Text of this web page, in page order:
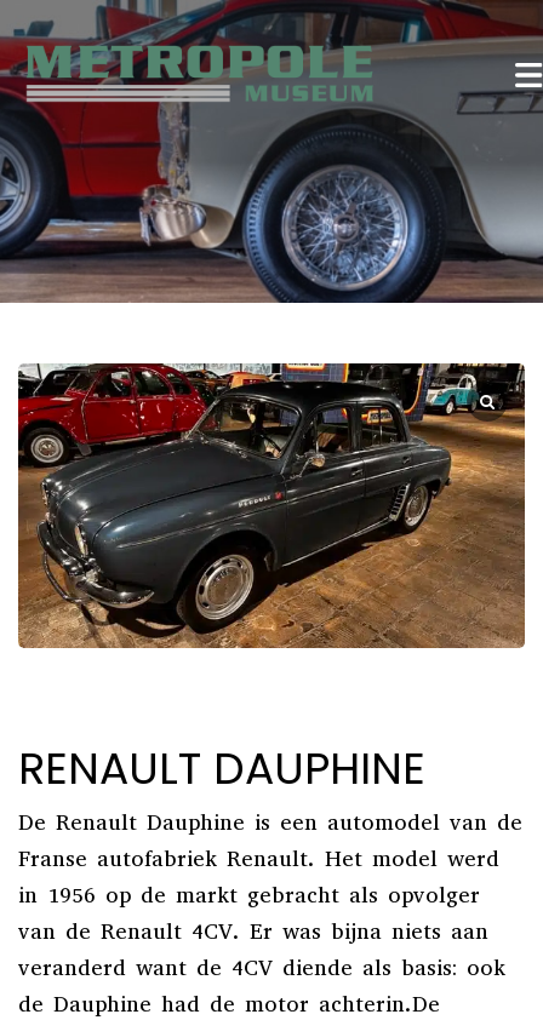
RENAULT DAUPHINE
De Renault Dauphine is een automodel van de
Franse autofabriek Renault. Het model werd
in 1956 op de markt gebracht als opvolger
van de Renault 4CV. Er was bijna niets aan
veranderd want de 4CV diende als basis: ook
de Dauphine had de motor achterin.De